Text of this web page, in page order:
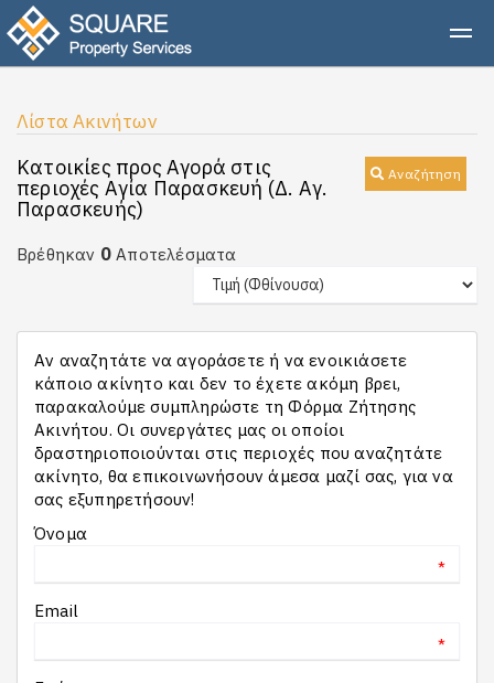
Λίστα Ακινήτων
Αναζήτηση
Κατοικίες προς Αγορά στις
περιοχές Αγία Παρασκευή (Δ. Αγ.
Παρασκευής)
Βρέθηκαν 0 Αποτελέσματα
Αν αναζητάτε να αγοράσετε ή να ενοικιάσετε
κάποιο ακίνητο και δεν το έχετε ακόμη βρει,
παρακαλούμε συμπληρώστε τη Φόρμα Ζήτησης
Ακινήτου. Οι συνεργάτες μας οι οποίοι
δραστηριοποιούνται στις περιοχές που αναζητάτε
ακίνητο, θα επικοινωνήσουν άμεσα μαζί σας, για να
σας εξυπηρετήσουν!
Όνομα
*
Email
*